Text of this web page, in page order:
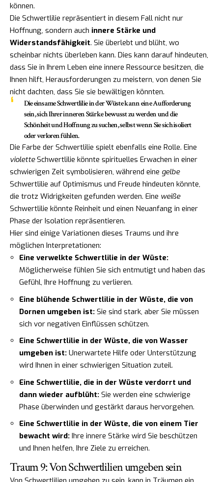
können.
Die Schwertlilie repräsentiert in diesem Fall nicht nur
Hoffnung, sondern auch innere Stärke und
Widerstandsfähigkeit. Sie überlebt und blüht, wo
scheinbar nichts überleben kann. Dies kann darauf hindeuten,
dass Sie in Ihrem Leben eine innere Ressource besitzen, die
Ihnen hilft, Herausforderungen zu meistern, von denen Sie
nicht dachten, dass Sie sie bewältigen könnten.
Die einsame Schwertlilie in der Wüste kann eine Aufforderung
sein, sich Ihrer inneren Stärke bewusst zu werden und die
Schönheit und Hoffnung zu suchen, selbst wenn Sie sich isoliert
oder verloren fühlen.
Die Farbe der Schwertlilie spielt ebenfalls eine Rolle. Eine
violetteSchwertlilie könnte spirituelles Erwachen in einer
schwierigen Zeit symbolisieren, während eine gelbe
Schwertlilie auf Optimismus und Freude hindeuten könnte,
die trotz Widrigkeiten gefunden werden. Eine weiße
Schwertlilie könnte Reinheit und einen Neuanfang in einer
Phase der Isolation repräsentieren.
Hier sind einige Variationen dieses Traums und ihre
möglichen Interpretationen:
Eine verwelkte Schwertlilie in der Wüste:
Möglicherweise fühlen Sie sich entmutigt und haben das
Gefühl, Ihre Hoffnung zu verlieren.
Eine blühende Schwertlilie in der Wüste, die von
Dornen umgeben ist: Sie sind stark, aber Sie müssen
sich vor negativen Einflüssen schützen.
Eine Schwertlilie in der Wüste, die von Wasser
umgeben ist: Unerwartete Hilfe oder Unterstützung
wird Ihnen in einer schwierigen Situation zuteil.
Eine Schwertlilie, die in der Wüste verdorrt und
dann wieder aufblüht: Sie werden eine schwierige
Phase überwinden und gestärkt daraus hervorgehen.
Eine Schwertlilie in der Wüste, die von einem Tier
bewacht wird: Ihre innere Stärke wird Sie beschützen
und Ihnen helfen, Ihre Ziele zu erreichen.
Traum 9: Von Schwertlilien umgeben sein